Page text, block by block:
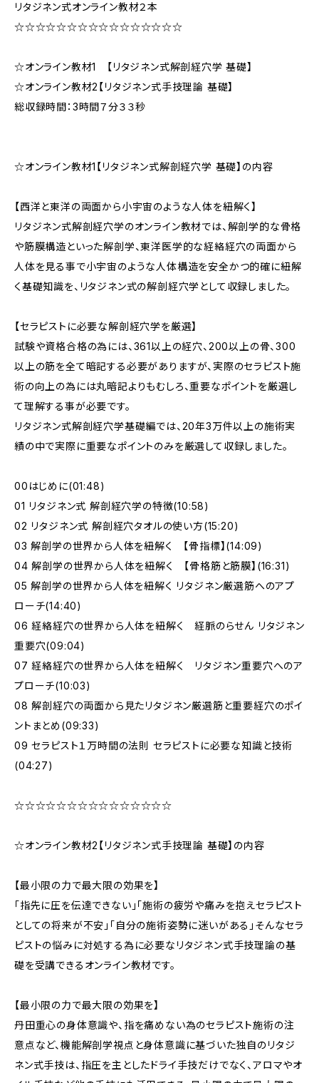
リタジネン式オンライン教材２本
☆☆☆☆☆☆☆☆☆☆☆☆☆☆☆☆
☆オンライン教材1 【リタジネン式解剖経穴学 基礎】
☆オンライン教材2【リタジネン式手技理論 基礎】
総収録時間：3時間７分３３秒
☆オンライン教材1【リタジネン式解剖経穴学 基礎】の内容
【西洋と東洋の両面から小宇宙のような人体を紐解く】
リタジネン式解剖経穴学のオンライン教材では、解剖学的な骨格
や筋膜構造といった解剖学、東洋医学的な経絡経穴の両面から
人体を見る事で小宇宙のような人体構造を安全かつ的確に紐解
く基礎知識を、リタジネン式の解剖経穴学として収録しました。
【セラピストに必要な解剖経穴学を厳選】
試験や資格合格の為には、361以上の経穴、200以上の骨、300
以上の筋を全て暗記する必要がありますが、実際のセラピスト施
術の向上の為には丸暗記よりもむしろ、重要なポイントを厳選し
て理解する事が必要です。
リタジネン式解剖経穴学基礎編では、20年3万件以上の施術実
績の中で実際に重要なポイントのみを厳選して収録しました。
00はじめに(01:48)
01 リタジネン式 解剖経穴学の特徴(10:58)
02 リタジネン式 解剖経穴タオルの使い方(15:20)
03 解剖学の世界から人体を紐解く 【骨指標】(14:09)
04 解剖学の世界から人体を紐解く 【骨格筋と筋膜】(16:31)
05 解剖学の世界から人体を紐解く リタジネン厳選筋へのアプ
ローチ(14:40)
06 経絡経穴の世界から人体を紐解く 経脈のらせん リタジネン
重要穴(09:04)
07 経絡経穴の世界から人体を紐解く リタジネン重要穴へのア
プローチ(10:03)
08 解剖経穴の両面から見たリタジネン厳選筋と重要経穴のポイ
ントまとめ(09:33)
09 セラピスト１万時間の法則 セラピストに必要な知識と技術
(04:27)
☆☆☆☆☆☆☆☆☆☆☆☆☆☆☆
☆オンライン教材2【リタジネン式手技理論 基礎】の内容
【最小限の力で最大限の効果を】
「指先に圧を伝達できない」「施術の疲労や痛みを抱えセラピスト
としての将来が不安」「自分の施術姿勢に迷いがある」そんなセラ
ピストの悩みに対処する為に必要なリタジネン式手技理論の基
礎を受講できるオンライン教材です。
【最小限の力で最大限の効果を】
丹田重心の身体意識や、指を痛めない為のセラピスト施術の注
意点など、機能解剖学視点と身体意識に基づいた独自のリタジ
ネン式手技は、指圧を主としたドライ手技だけでなく、アロマやオ